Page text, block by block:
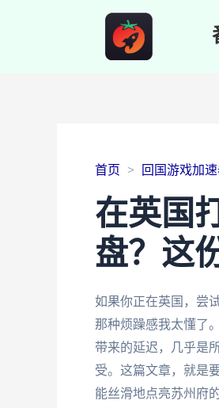
首页 回国游戏加
在英国
盘？这
如果你正在英国，尝
那种烦躁感我太懂了
带来的延迟，几乎是
受。这篇文章，就是
能丝滑地点亮苏州府